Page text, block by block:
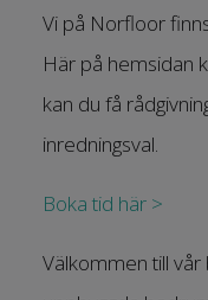
Vi på Norfloor
Här på hemsidan
kan du få
inredningsval.
Boka tid här >
Välkommen till